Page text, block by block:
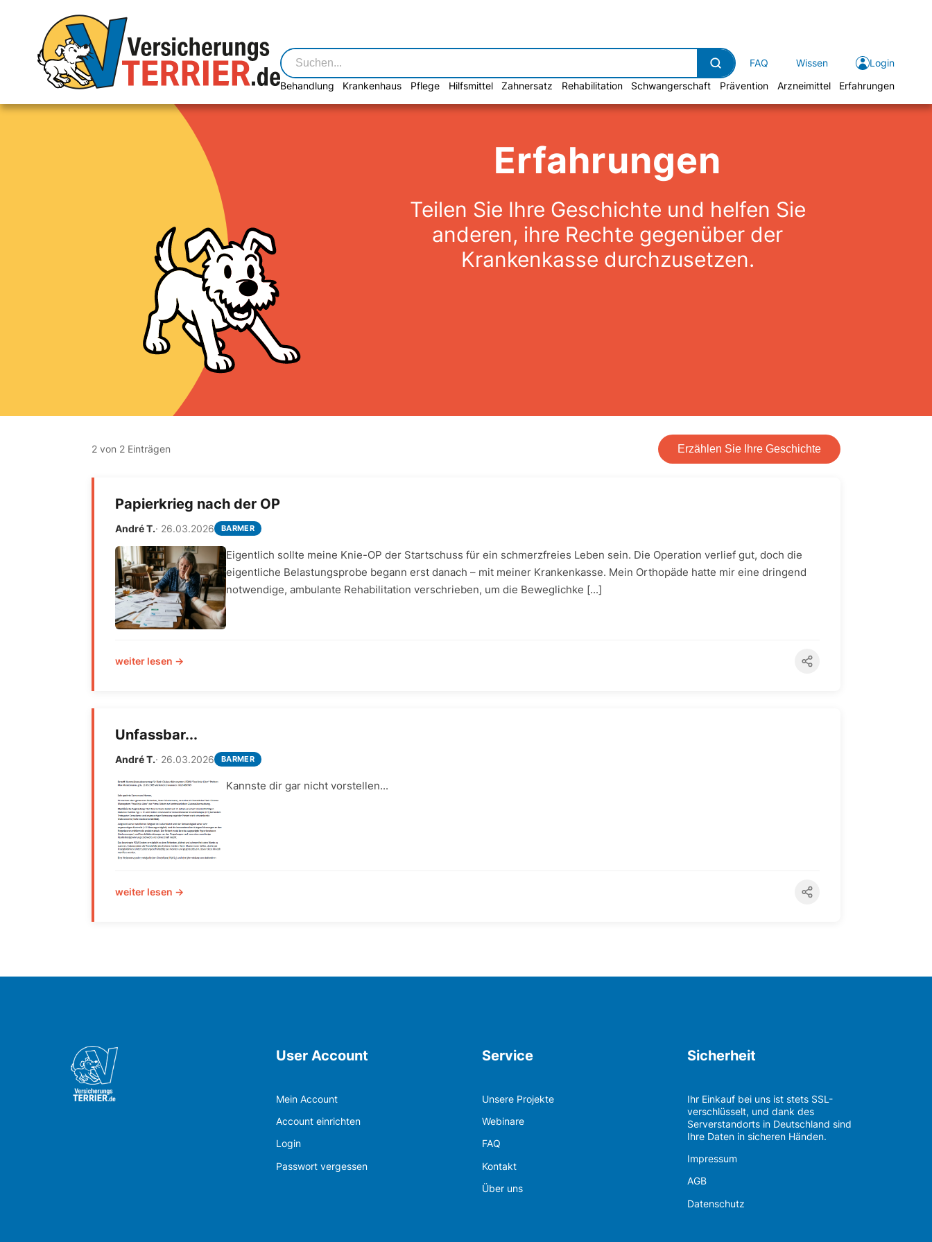
FAQ Wissen
Login
Behandlung
Krankenhaus Pflege Hilfsmittel Zahnersatz Rehabilitation Schwangerschaft Prävention Arzneimittel Erfahrungen
Erfahrungen
Teilen Sie Ihre Geschichte und helfen Sie
anderen, ihre Rechte gegenüber der
Krankenkasse durchzusetzen.
2 von 2 Einträgen Erzählen Sie Ihre Geschichte
Papierkrieg nach der OP
André T.· 26.03.2026 BARMER
Eigentlich sollte meine Knie-OP der Startschuss für ein schmerzfreies Leben sein. Die Operation verlief gut, doch die
eigentliche Belastungsprobe begann erst danach – mit meiner Krankenkasse. Mein Orthopäde hatte mir eine dringend
notwendige, ambulante Rehabilitation verschrieben, um die Beweglichke [...]
weiter lesen →
Unfassbar...
André T.· 26.03.2026 BARMER
Kannste dir gar nicht vorstellen...
weiter lesen →
User Account
Mein Account
Account einrichten
Login
Passwort vergessen
Service
Unsere Projekte
Webinare
FAQ
Kontakt
Über uns
Sicherheit
Ihr Einkauf bei uns ist stets SSL-
verschlüsselt, und dank des
Serverstandorts in Deutschland sind
Ihre Daten in sicheren Händen.
Impressum
AGB
Datenschutz